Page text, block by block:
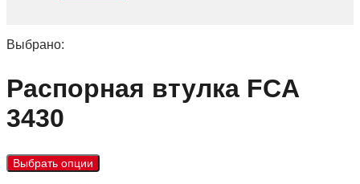
Выбрано:
Распорная втулка FCA
3430
Выбрать опции